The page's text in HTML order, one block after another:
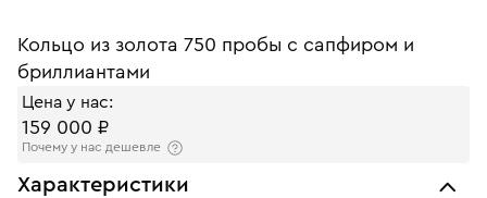
Кольцо из золота 750 пробы с сапфиром и
бриллиантами
Цена у нас:
159 000 ₽
Почему у нас дешевле
Характеристики